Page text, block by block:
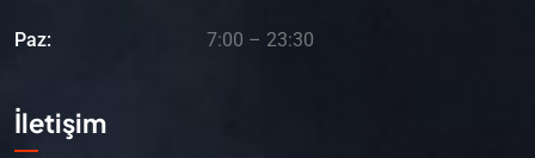
Paz: 7:00 – 23:30
İletişim